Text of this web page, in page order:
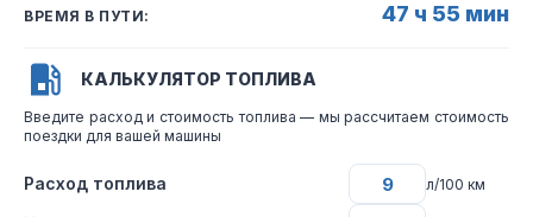
ВРЕМЯ В ПУТИ: 47 ч 55 мин
КАЛЬКУЛЯТОР ТОПЛИВА
Введите расход и стоимость топлива — мы рассчитаем стоимость
поездки для вашей машины
Расход топлива л/100 км